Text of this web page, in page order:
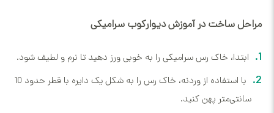
مراحل ساخت در آموزش دیوارکوب سرامیکی
ابتدا، خاک رس سرامیکی را به خوبی ورز دهید تا نرم و لطیف شود.
با استفاده از وردنه، خاک رس را به شکل یک دایره با قطر حدود 10
سانتی‌متر پهن کنید.